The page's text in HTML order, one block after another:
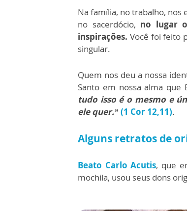
Na família, no trabalho, nos
no sacerdócio, no lugar
inspirações. Você foi feito
singular.
Quem nos deu a nossa
Santo em nossa alma que
tudo isso é o mesmo e
ele quer.”(1 Cor 12,11).
Alguns retratos de
Beato Carlo Acutis, que
mochila, usou seus dons